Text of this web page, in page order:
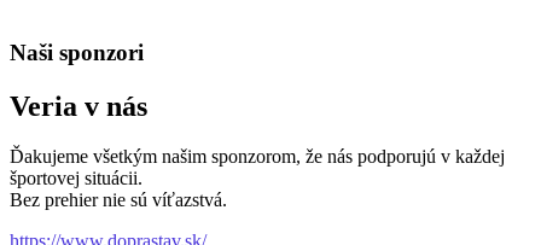
Naši sponzori
Veria v nás
Ďakujeme všetkým našim sponzorom, že nás podporujú v každej
športovej situácii.
Bez prehier nie sú víťazstvá.